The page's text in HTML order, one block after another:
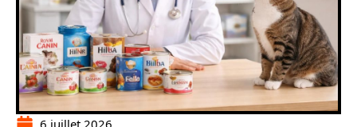
6 juillet 2026